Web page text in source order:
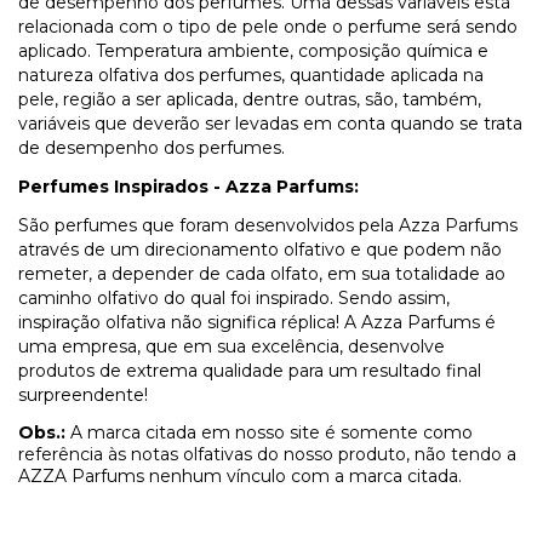
relacionada com o tipo de pele onde o perfume será sendo
aplicado. Temperatura ambiente, composição química e
natureza olfativa dos perfumes, quantidade aplicada na
pele, região a ser aplicada, dentre outras, são, também,
variáveis que deverão ser levadas em conta quando se trata
de desempenho dos perfumes.
Perfumes Inspirados - Azza Parfums:
São perfumes que foram desenvolvidos pela Azza Parfums
através de um direcionamento olfativo e que podem não
remeter, a depender de cada olfato, em sua totalidade ao
caminho olfativo do qual foi inspirado. Sendo assim,
inspiração olfativa não significa réplica! A Azza Parfums é
uma empresa, que em sua excelência, desenvolve
produtos de extrema qualidade para um resultado final
surpreendente!
Obs.: A marca citada em nosso site é somente como
referência às notas olfativas do nosso produto, não tendo a
AZZA Parfums nenhum vínculo com a marca citada.